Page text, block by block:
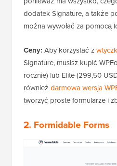
dodatek Signature, a także
można wywołać za pomocą
Ceny: Aby korzystać z
Signature, musisz kupić
rocznie) lub Elite (299,50
również darmowa wersja
tworzyć proste formularze i
2. Formidable Forms